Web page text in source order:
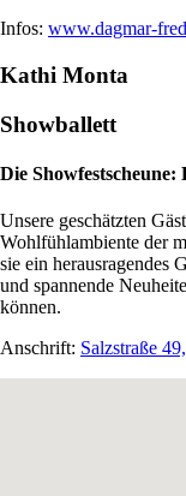
Infos: www.dagmar-
Kathi Monta
Showballett
Die
Unsere geschätzten
Wohlfühlambiente der
sie ein herausragendes
und spannende
können.
Anschrift: Salzstraße